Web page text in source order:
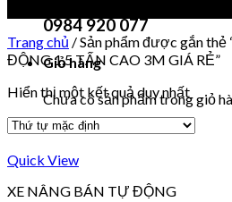
0984 920 077
Giỏ hàng
Chưa có sản phẩm trong giỏ
Trang chủ /Sản phẩm được gắn
ĐỘNG 1.5 TẤN CAO 3M GIÁ RẺ”
Hiển thị một kết quả duy nhất
Quick View
XE NÂNG BÁN TỰ ĐỘNG